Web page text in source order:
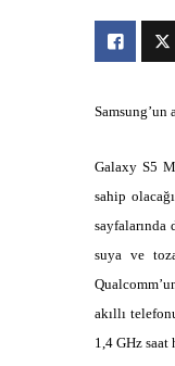
Galaxy S5
sahip
suya ve
akıllı
1,4 GHz saat